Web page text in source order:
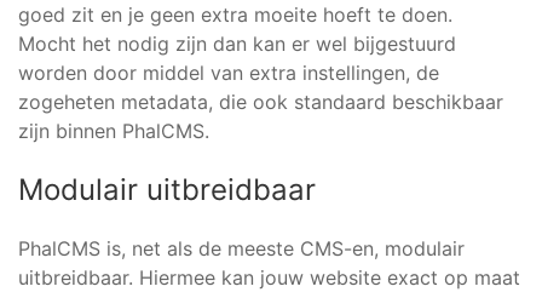
goed zit en je geen extra moeite hoeft te doen.
Mocht het nodig zijn dan kan er wel bijgestuurd
worden door middel van extra instellingen, de
zogeheten metadata, die ook standaard beschikbaar
zijn binnen PhalCMS.
Modulair uitbreidbaar
PhalCMS is, net als de meeste CMS-en, modulair
uitbreidbaar. Hiermee kan jouw website exact op maat